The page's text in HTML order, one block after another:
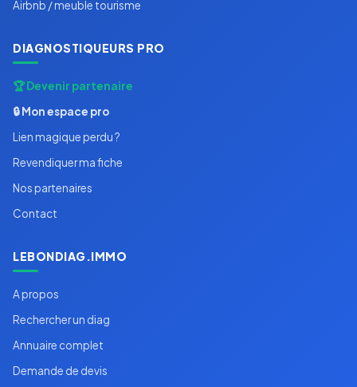
Airbnb / meuble tourisme
DIAGNOSTIQUEURS PRO
🏆 Devenir partenaire
🔒 Mon espace pro
Lien magique perdu ?
Revendiquer ma fiche
Nos partenaires
Contact
LEBONDIAG.IMMO
A propos
Rechercher un diag
Annuaire complet
Demande de devis